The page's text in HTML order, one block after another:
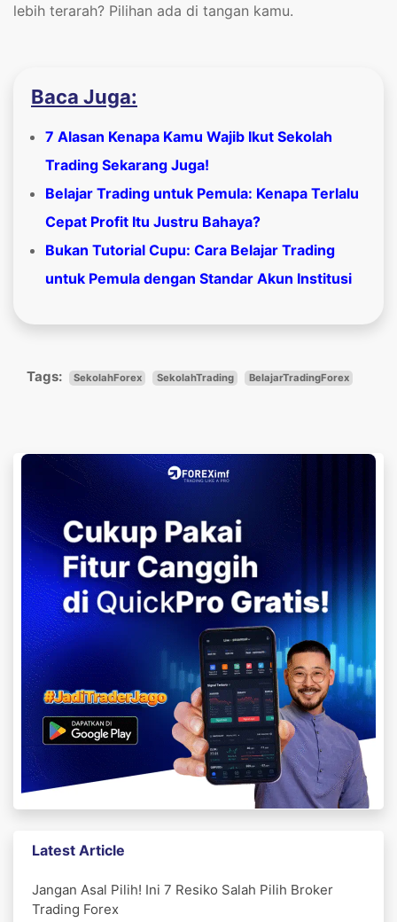
lebih terarah? Pilihan ada di tangan kamu.
Baca Juga:
7 Alasan Kenapa Kamu Wajib Ikut Sekolah
Trading Sekarang Juga!
Belajar Trading untuk Pemula: Kenapa Terlalu
Cepat Profit Itu Justru Bahaya?
Bukan Tutorial Cupu: Cara Belajar Trading
untuk Pemula dengan Standar Akun Institusi
Tags: SekolahForex SekolahTrading BelajarTradingForex
Latest Article
Jangan Asal Pilih! Ini 7 Resiko Salah Pilih Broker
Trading Forex